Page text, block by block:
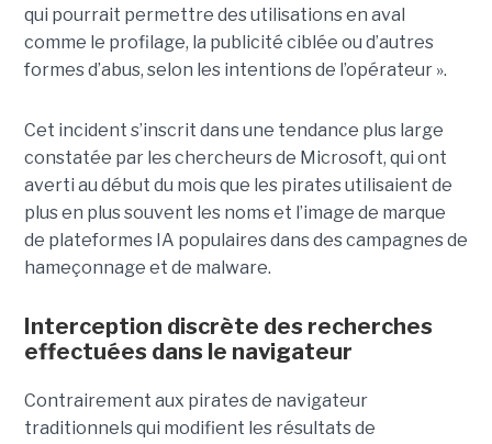
qui pourrait permettre des utilisations en aval
comme le profilage, la publicité ciblée ou d’autres
formes d’abus, selon les intentions de l’opérateur ».
Cet incident s’inscrit dans une tendance plus large
constatée par les chercheurs de Microsoft, qui ont
averti au début du mois que les pirates utilisaient de
plus en plus souvent les noms et l’image de marque
de plateformes IA populaires dans des campagnes de
hameçonnage et de malware.
Interception discrète des recherches
effectuées dans le navigateur
Contrairement aux pirates de navigateur
traditionnels qui modifient les résultats de